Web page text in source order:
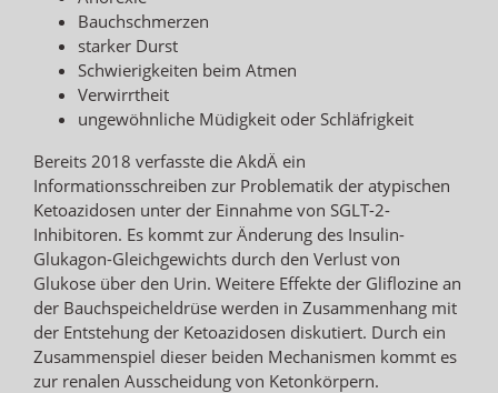
Bauchschmerzen
starker Durst
Schwierigkeiten beim Atmen
Verwirrtheit
ungewöhnliche Müdigkeit oder Schläfrigkeit
Bereits 2018 verfasste die AkdÄ ein
Informationsschreiben zur Problematik der atypischen
Ketoazidosen unter der Einnahme von SGLT-2-
Inhibitoren. Es kommt zur Änderung des Insulin-
Glukagon-Gleichgewichts durch den Verlust von
Glukose über den Urin. Weitere Effekte der Gliflozine an
der Bauchspeicheldrüse werden in Zusammenhang mit
der Entstehung der Ketoazidosen diskutiert. Durch ein
Zusammenspiel dieser beiden Mechanismen kommt es
zur renalen Ausscheidung von Ketonkörpern.